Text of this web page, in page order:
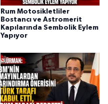
Rum Motosikletliler
Bostancı ve Astromerit
Kapılarında Sembolik Eylem
Yapıyor